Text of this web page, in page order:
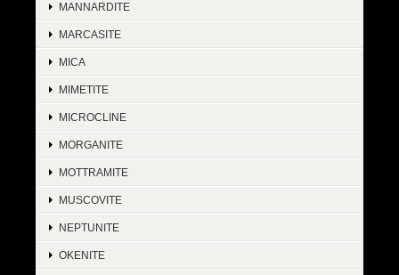
MANNARDITE
MARCASITE
MICA
MIMETITE
MICROCLINE
MORGANITE
MOTTRAMITE
MUSCOVITE
NEPTUNITE
OKENITE